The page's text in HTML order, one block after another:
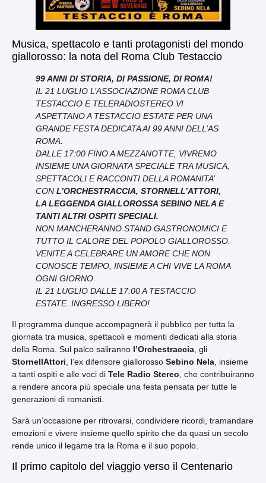
Musica, spettacolo e tanti protagonisti del mondo
giallorosso: la nota del Roma Club Testaccio
99 ANNI DI STORIA, DI PASSIONE, DI ROMA!
IL 21 LUGLIO L’ASSOCIAZIONE ROMA CLUB
TESTACCIO E TELERADIOSTEREO VI
ASPETTANO A TESTACCIO ESTATE PER UNA
GRANDE FESTA DEDICATA AI 99 ANNI DELL’AS
ROMA.
DALLE 17:00 FINO A MEZZANOTTE, VIVREMO
INSIEME UNA GIORNATA SPECIALE TRA MUSICA,
SPETTACOLI E RACCONTI DELLA ROMANITA’
CON L’ORCHESTRACCIA, STORNELL’ATTORI,
LA LEGGENDA GIALLOROSSA SEBINO NELA E
TANTI ALTRI OSPITI SPECIALI.
NON MANCHERANNO STAND GASTRONOMICI E
TUTTO IL CALORE DEL POPOLO GIALLOROSSO.
VENITE A CELEBRARE UN AMORE CHE NON
CONOSCE TEMPO, INSIEME A CHI VIVE LA ROMA
OGNI GIORNO.
IL 21 LUGLIO DALLE 17:00 A TESTACCIO
ESTATE. INGRESSO LIBERO!
Il programma dunque accompagnerà il pubblico per tutta la
giornata tra musica, spettacoli e momenti dedicati alla storia
della Roma. Sul palco saliranno l’Orchestraccia, gli
StornellAttori, l’ex difensore giallorosso Sebino Nela, insieme
a tanti ospiti e alle voci di Tele Radio Stereo, che contribuiranno
a rendere ancora più speciale una festa pensata per tutte le
generazioni di romanisti.
Sarà un’occasione per ritrovarsi, condividere ricordi, tramandare
emozioni e vivere insieme quello spirito che da quasi un secolo
rende unico il legame tra la Roma e il suo popolo.
Il primo capitolo del viaggio verso il Centenario